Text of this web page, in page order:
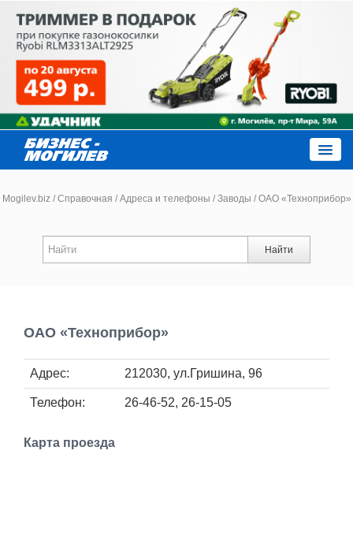
Новости компаний
Каталог
Работа
Афиша
Объявления
Mogilev.biz / Справочная / Адреса и телефоны / Заводы /ОАО «Техноприбор»
Найти
ОАО «Техноприбор»
Адрес: 212030, ул.Гришина, 96
Телефон: 26-46-52, 26-15-05
Карта проезда